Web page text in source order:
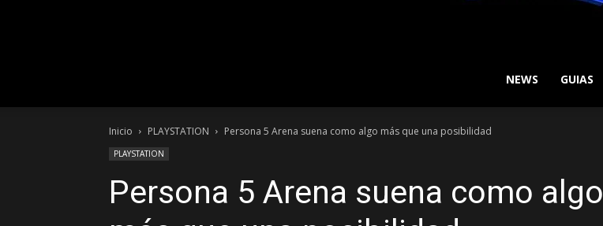
GAME
NEWS GUIAS
Inicio PLAYSTATION Persona 5 Arena suena como algo más que una posibilidad
PLAYSTATION
Persona 5 Arena suena como algo